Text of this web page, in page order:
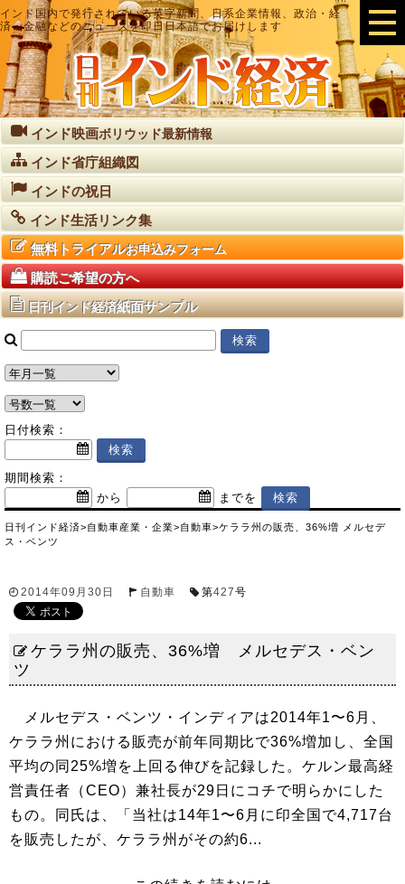
インド国内で発行されている英字新聞、日系企業情報、政治・経
済・金融などのニュースを即日日本語でお届けします
インド映画ボリウッド最新情報
インド省庁組織図
インドの祝日
インド生活リンク集
無料トライアルお申込みフォーム
購読ご希望の方へ
日刊インド経済紙面サンプル
日付検索：
期間検索：
から
までを
日刊インド経済>自動車産業・企業>自動車>ケララ州の販売、36%増 メルセデ
ス・ベンツ
2014年09月30日 自動車 第427号
ケララ州の販売、36%増 メルセデス・ベン
ツ
メルセデス・ベンツ・インディアは2014年1〜6月、
ケララ州における販売が前年同期比で36%増加し、全国
平均の同25%増を上回る伸びを記録した。ケルン最高経
営責任者（CEO）兼社長が29日にコチで明らかにした
もの。同氏は、「当社は14年1〜6月に印全国で4,717台
を販売したが、ケララ州がその約6...